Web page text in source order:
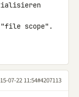
"file scope".
07-22 11:54#4207113